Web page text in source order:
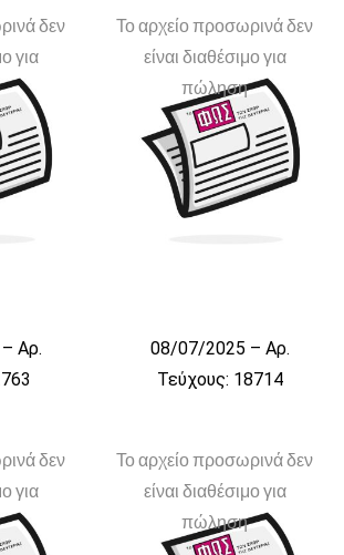
δεν
για
Αρ.
Το αρχείο προσωρινά δεν
είναι διαθέσιμο για
πώληση
08/07/2025 – Αρ.
Τεύχους: 18714
δεν
για
Το αρχείο προσωρινά δεν
είναι διαθέσιμο για
πώληση